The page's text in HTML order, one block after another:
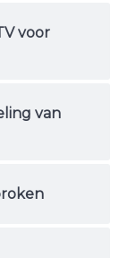
voor
van